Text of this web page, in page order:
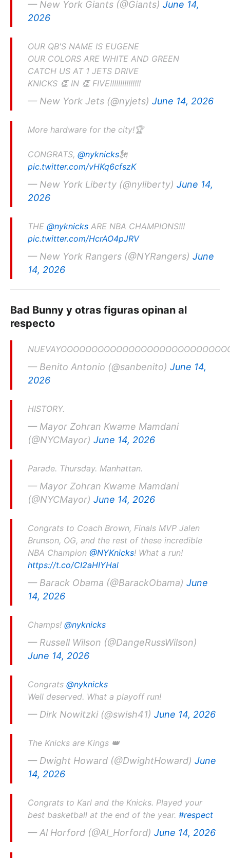
— New York Giants (@Giants) June 14,
2026
OUR QB'S NAME IS EUGENE
OUR COLORS ARE WHITE AND GREEN
CATCH US AT 1 JETS DRIVE
KNICKS 👏 IN 👏 FIVE!!!!!!!!!!!!!!!
— New York Jets (@nyjets) June 14, 2026
More hardware for the city!🏆
CONGRATS, @nyknicks🗽
pic.twitter.com/vHKq6cfszK
— New York Liberty (@nyliberty) June 14,
2026
THE @nyknicks ARE NBA CHAMPIONS!!!
pic.twitter.com/HcrAO4pJRV
— New York Rangers (@NYRangers) June
14, 2026
Bad Bunny y otras figuras opinan al
respecto
— Benito Antonio (@sanbenito) June 14,
2026
HISTORY.
— Mayor Zohran Kwame Mamdani
(@NYCMayor) June 14, 2026
Parade. Thursday. Manhattan.
— Mayor Zohran Kwame Mamdani
(@NYCMayor) June 14, 2026
Congrats to Coach Brown, Finals MVP Jalen
Brunson, OG, and the rest of these incredible
NBA Champion @NYKnicks! What a run!
https://t.co/CI2aHIYHal
— Barack Obama (@BarackObama) June
14, 2026
Champs! @nyknicks
— Russell Wilson (@DangeRussWilson)
June 14, 2026
Congrats @nyknicks
Well deserved. What a playoff run!
— Dirk Nowitzki (@swish41) June 14, 2026
The Knicks are Kings 👑
— Dwight Howard (@DwightHoward) June
14, 2026
Congrats to Karl and the Knicks. Played your
best basketball at the end of the year. #respect
— Al Horford (@Al_Horford) June 14, 2026